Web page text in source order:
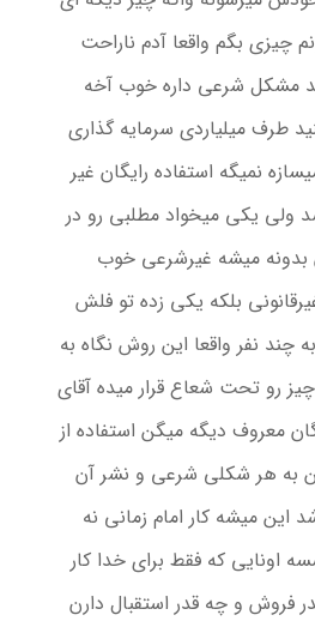
چیزی بگم واقعا آدم ناراحت
مشکل شرعی داره خوب آخه
طرف میلیاردی سرمایه گذاری
نمیگه استفاده رایگان غیر
ولی یکی میخواد مطلبی رو در
بدونه میشه غیرشرعی خوب
بلکه یکی زده تو فلش
چند نفر واقعا این روش نگاه به
رو تحت شعاع قرار میده آقای
معروف دیگه میگن استفاده از
به هر شکلی شرعی و نشر آن
این میشه کار امام زمانی نه
اونایی که فقط برای خدا کار
فروش و چه قدر استقبال دارن